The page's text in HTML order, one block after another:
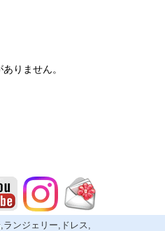
りません。
ランジェリー,ドレス,